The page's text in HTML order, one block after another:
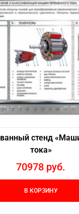
стенд
тока»
70978 руб.
В КОРЗИНУ